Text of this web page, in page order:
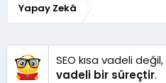
Yapay Zekâ
SEO kısa vadeli değil,
vadeli bir süreçtir.